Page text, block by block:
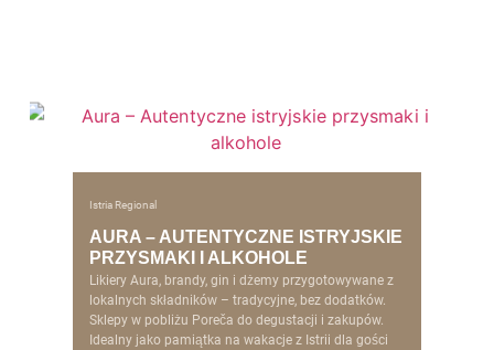
Istria Regional
AURA – AUTENTYCZNE ISTRYJSKIE
PRZYSMAKI I ALKOHOLE
Likiery Aura, brandy, gin i dżemy przygotowywane z
lokalnych składników – tradycyjne, bez dodatków.
Sklepy w pobliżu Poreča do degustacji i zakupów.
Idealny jako pamiątka na wakacje z Istrii dla gości